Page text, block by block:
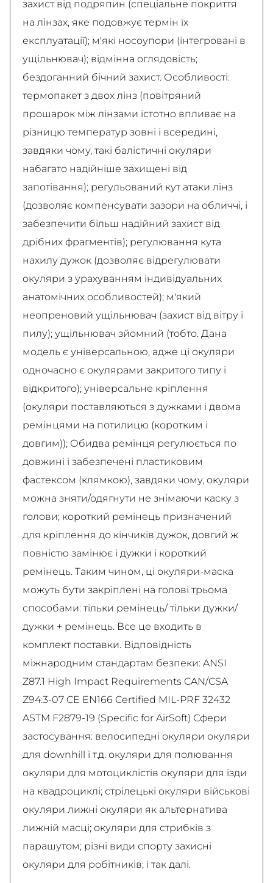
захист від подряпин (спеціальне покриття
на лінзах, яке подовжує термін їх
експлуатації); м'які носоупори (інтегровані в
ущільнювач); відмінна оглядовість;
бездоганний бічний захист. Особливості:
термопакет з двох лінз (повітряний
прошарок між лінзами істотно впливає на
різницю температур зовні і всередині,
завдяки чому, такі балістичні окуляри
набагато надійніше захищені від
запотівання); регульований кут атаки лінз
(дозволяє компенсувати зазори на обличчі, і
забезпечити більш надійний захист від
дрібних фрагментів); регулювання кута
нахилу дужок (дозволяє відрегулювати
окуляри з урахуванням індивідуальних
анатомічних особливостей); м'який
неопреновий ущільнювач (захист від вітру і
пилу); ущільнювач зйомний (тобто. Дана
модель є універсальною, адже ці окуляри
одночасно є окулярами закритого типу і
відкритого); універсальне кріплення
(окуляри поставляються з дужками і двома
ремінцями на потилицю (коротким і
довгим)); Обидва ремінця регулюється по
довжині і забезпечені пластиковим
фастексом (клямкою), завдяки чому, окуляри
можна зняти/одягнути не знімаючи каску з
голови; короткий ремінець призначений
для кріплення до кінчиків дужок, довгий ж
повністю замінює і дужки і короткий
ремінець. Таким чином, ці окуляри-маска
можуть бути закріплені на голові трьома
способами: тільки ремінець/ тільки дужки/
дужки + ремінець. Все це входить в
комплект поставки. Відповідність
міжнародним стандартам безпеки: ANSI
Z87.1 High Impact Requirements CAN/CSA
Z94.3-07 CE EN166 Certified MIL-PRF 32432
ASTM F2879-19 (Specific for AirSoft) Сфери
застосування: велосипедні окуляри окуляри
для downhill і т.д. окуляри для полювання
окуляри для мотоциклістів окуляри для їзди
на квадроциклі; стрілецькі окуляри військові
окуляри лижні окуляри як альтернатива
лижній масці; окуляри для стрибків з
парашутом; різні види спорту захисні
окуляри для робітників; і так далі.